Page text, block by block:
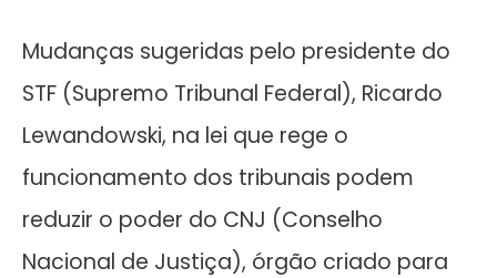
Mudanças sugeridas pelo presidente do
STF (Supremo Tribunal Federal), Ricardo
Lewandowski, na lei que rege o
funcionamento dos tribunais podem
reduzir o poder do CNJ (Conselho
Nacional de Justiça), órgão criado para